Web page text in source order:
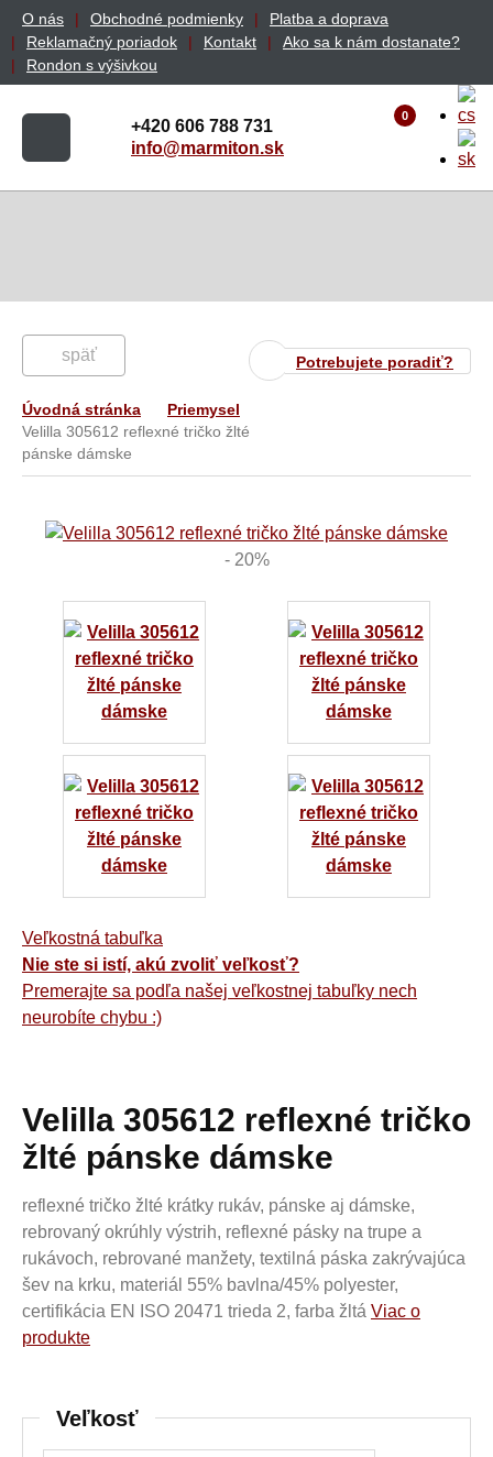
O nás Obchodné podmienky
Platba a doprava
Reklamačný poriadok
Kontakt
Ako sa k nám dostanate?
Rondon s výšivkou
+420 606 788 731
info@marmiton.sk
0
Potrebujete poradiť?
späť
Úvodná stránka
Priemysel
Velilla 305612 reflexné tričko žlté
pánske dámske
Velilla 305612 reflexné tričko
žlté pánske dámske
reflexné tričko žlté krátky rukáv, pánske aj dámske,
rebrovaný okrúhly výstrih, reflexné pásky na trupe a
rukávoch, rebrované manžety, textilná páska zakrývajúca
šev na krku, materiál 55% bavlna/45% polyester,
certifikácia EN ISO 20471 trieda 2, farba žltá Viac o
produkte
Veľkosť
- 20%
Veľkostná tabuľka
Nie ste si istí, akú zvoliť veľkosť?
Premerajte sa podľa našej veľkostnej tabuľky nech
neurobíte chybu :)